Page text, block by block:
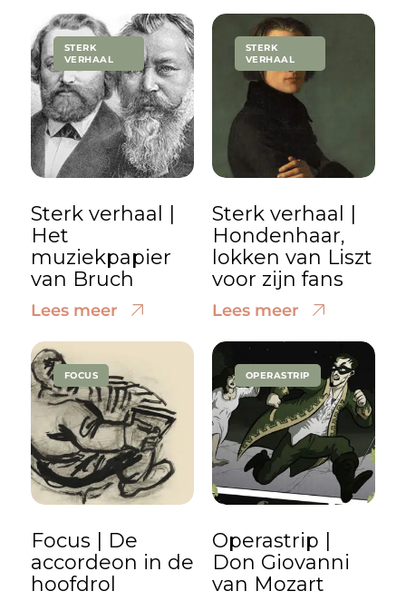
STERK
VERHAAL
Sterk verhaal |
Het
muziekpapier
van Bruch
Lees meer
STERK
VERHAAL
Sterk verhaal |
Hondenhaar,
lokken van Liszt
voor zijn fans
Lees meer
FOCUS
Focus | De
accordeon in de
hoofdrol
OPERASTRIP
Operastrip |
Don Giovanni
van Mozart